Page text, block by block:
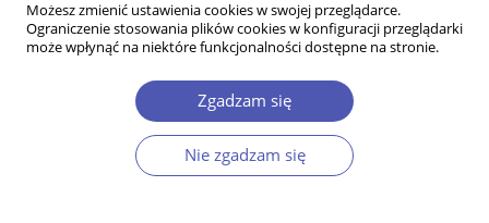
Możesz zmienić ustawienia cookies w swojej przeglądarce.
Ograniczenie stosowania plików cookies w konfiguracji przeglądarki
może wpłynąć na niektóre funkcjonalności dostępne na stronie.
Zgadzam się
Nie zgadzam się
90. rocznica utworzenia
Towarzystwa Ekonomicznego w
Krakowie